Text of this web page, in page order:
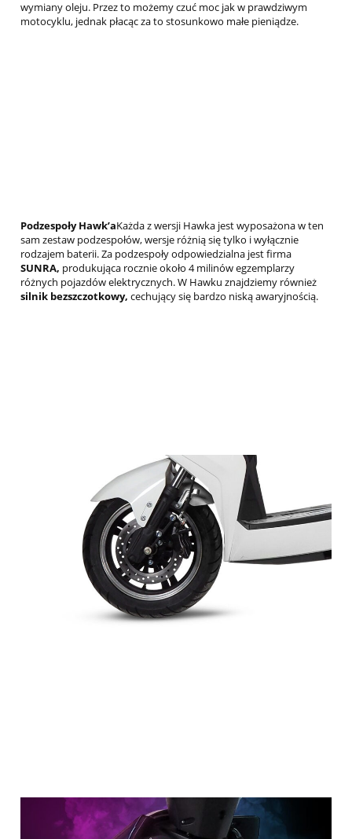
wymiany oleju. Przez to możemy czuć moc jak w prawdziwym
motocyklu, jednak płacąc za to stosunkowo małe pieniądze.
Podzespoły Hawk’aKażda z wersji Hawka jest wyposażona w ten
sam zestaw podzespołów, wersje różnią się tylko i wyłącznie
rodzajem baterii. Za podzespoły odpowiedzialna jest firma
SUNRA, produkująca rocznie około 4 milinów egzemplarzy
różnych pojazdów elektrycznych. W Hawku znajdziemy również
silnik bezszczotkowy, cechujący się bardzo niską awaryjnością.